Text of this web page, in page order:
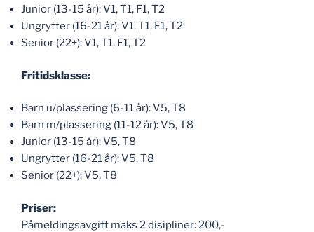
Junior (13-15 år): V1, T1, F1, T2
Ungrytter (16-21 år): V1, T1, F1, T2
Senior (22+): V1, T1, F1, T2
Fritidsklasse:
Barn u/plassering (6-11 år): V5, T8
Barn m/plassering (11-12 år): V5, T8
Junior (13-15 år): V5, T8
Ungrytter (16-21 år): V5, T8
Senior (22+): V5, T8
Priser:
Påmeldingsavgift maks 2 disipliner: 200,-